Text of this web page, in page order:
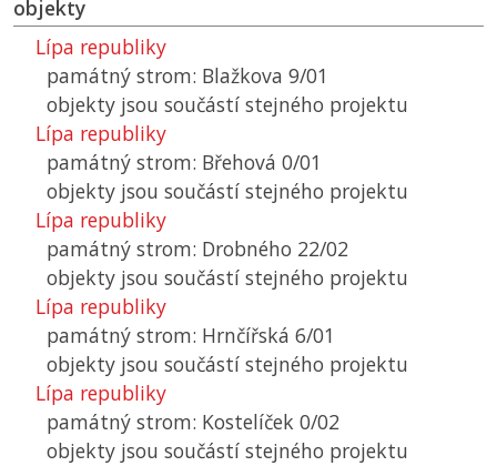
objekty
Lípa republiky
památný strom: Blažkova 9/01
objekty jsou součástí stejného projektu
Lípa republiky
památný strom: Břehová 0/01
objekty jsou součástí stejného projektu
Lípa republiky
památný strom: Drobného 22/02
objekty jsou součástí stejného projektu
Lípa republiky
památný strom: Hrnčířská 6/01
objekty jsou součástí stejného projektu
Lípa republiky
památný strom: Kostelíček 0/02
objekty jsou součástí stejného projektu